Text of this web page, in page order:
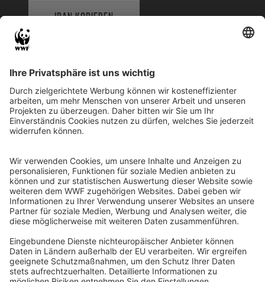
IBAN KOPIEREN
WWF Deutschland
Reinhardtstr. 18
10117 Berlin
Ihre Spende kann steuerlich geltend gemacht werden
Registriert als Stiftung WWF Deutschland, Senatsverwaltung für
Justiz Berlin, Az: 3416/976/2
Umsatzsteuer-Identifikationsnummer: DE 114236103
Freistellungsbescheid: Als gemeinnützige Körperschaft befreit
von der Körperschaftssteuer gem. §5 I 9 KStg. unter der
Steuernummer 27/641/09321